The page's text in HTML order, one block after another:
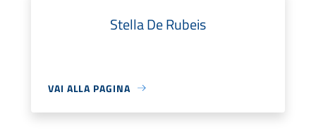
Stella De Rubeis
VAI ALLA PAGINA